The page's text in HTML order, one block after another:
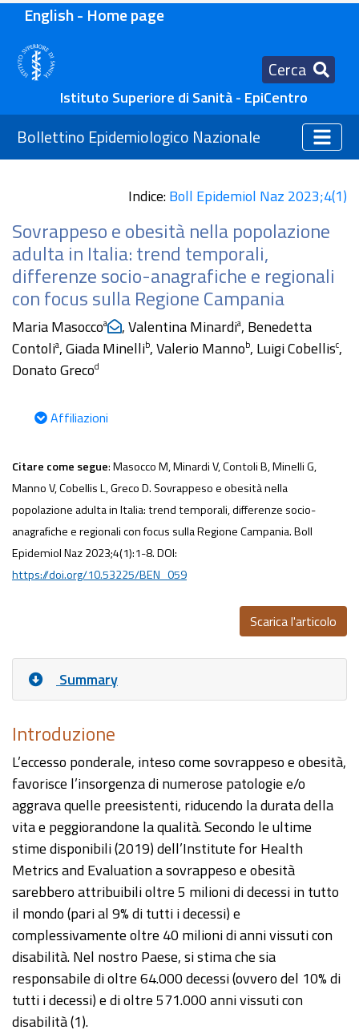
English - Home page
Cerca
Istituto Superiore di Sanità - EpiCentro
Bollettino Epidemiologico Nazionale
Indice:Boll Epidemiol Naz 2023;4(1)
Sovrappeso e obesità nella popolazione
adulta in Italia: trend temporali,
differenze socio-anagrafiche e regionali
con focus sulla Regione Campania
Maria Masoccoa , Valentina Minardia, Benedetta
Contolia, Giada Minellib, Valerio Mannob, Luigi Cobellisc,
Donato Grecod
Affiliazioni
Citare come segue: Masocco M, Minardi V, Contoli B, Minelli G,
Manno V, Cobellis L, Greco D. Sovrappeso e obesità nella
popolazione adulta in Italia: trend temporali, differenze socio-
anagrafiche e regionali con focus sulla Regione Campania. Boll
Epidemiol Naz 2023;4(1):1-8. DOI:
https://doi.org/10.53225/BEN_059
Scarica l'articolo
Summary
Introduzione
L’eccesso ponderale, inteso come sovrappeso e obesità,
favorisce l’insorgenza di numerose patologie e/o
aggrava quelle preesistenti, riducendo la durata della
vita e peggiorandone la qualità. Secondo le ultime
stime disponibili (2019) dell’Institute for Health
Metrics and Evaluation a sovrappeso e obesità
sarebbero attribuibili oltre 5 milioni di decessi in tutto
il mondo (pari al 9% di tutti i decessi) e
complessivamente oltre 40 milioni di anni vissuti con
disabilità. Nel nostro Paese, si stima che sia
responsabile di oltre 64.000 decessi (ovvero del 10% di
tutti i decessi) e di oltre 571.000 anni vissuti con
disabilità (1).